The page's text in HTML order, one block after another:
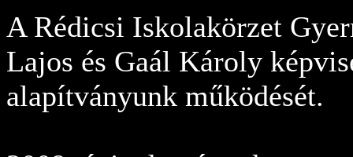
A Rédicsi Iskolakörzet
Lajos és Gaál Károly
alapítványunk működését.